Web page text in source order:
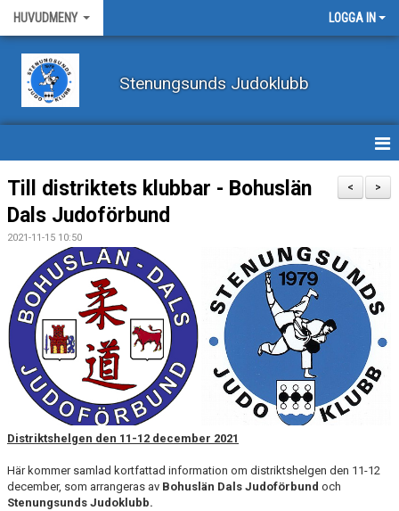
HUVUDMENY LOGGA IN
Stenungsunds Judoklubb
HEM
FÖRBUNDSNYHETER
BILDER
BÖRJA TRÄNA JUDO
BLI MEDLEM
VECKOSCHEMA
>
<
Till distriktets klubbar - Bohuslän
Dals Judoförbund
2021-11-15 10:50
Distriktshelgen den 11-12 december 2021
Här kommer samlad kortfattad information om distriktshelgen den 11-12
december, som arrangeras av Bohuslän Dals Judoförbund och
Stenungsunds Judoklubb.